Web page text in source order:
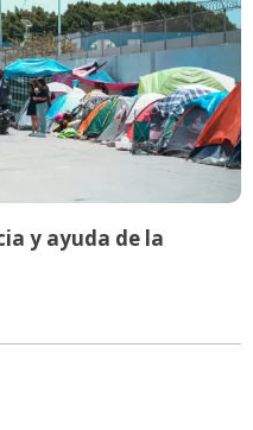
y ayuda de la